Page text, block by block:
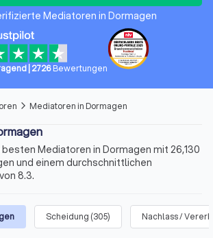
Mediatoren in Dormagen
2726Bewertungen
arrow_forward_ios Mediatoren in Dormagen
Mediatoren in Dormagen mit 26,130
und einem durchschnittlichen
8.3.
Scheidung (305) Nachlass /